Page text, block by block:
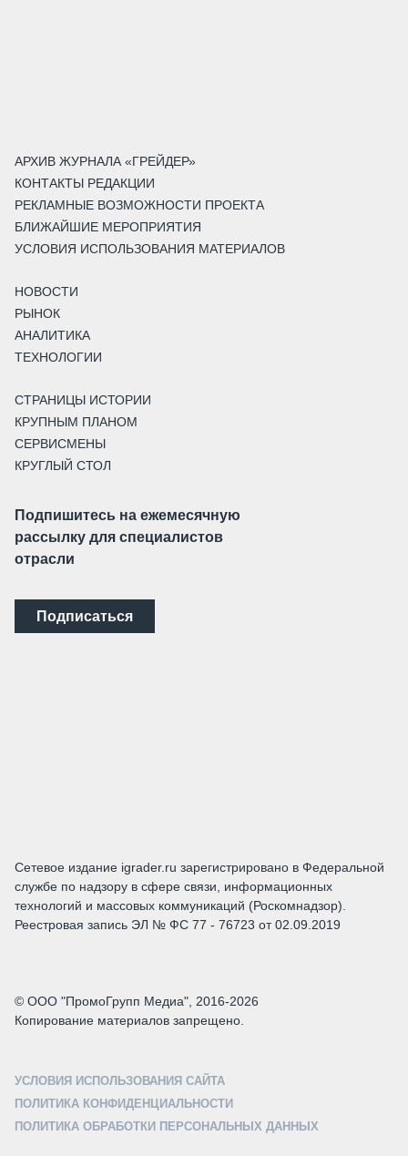
АРХИВ ЖУРНАЛА «ГРЕЙДЕР»
КОНТАКТЫ РЕДАКЦИИ
РЕКЛАМНЫЕ ВОЗМОЖНОСТИ ПРОЕКТА
БЛИЖАЙШИЕ МЕРОПРИЯТИЯ
УСЛОВИЯ ИСПОЛЬЗОВАНИЯ МАТЕРИАЛОВ
НОВОСТИ
РЫНОК
АНАЛИТИКА
ТЕХНОЛОГИИ
СТРАНИЦЫ ИСТОРИИ
КРУПНЫМ ПЛАНОМ
СЕРВИСМЕНЫ
КРУГЛЫЙ СТОЛ
Подпишитесь на ежемесячную
рассылку для специалистов
отрасли
Подписаться
Сетевое издание igrader.ru зарегистрировано в Федеральной
службе по надзору в сфере связи, информационных
технологий и массовых коммуникаций (Роскомнадзор).
Реестровая запись ЭЛ № ФС 77 - 76723 от 02.09.2019
© ООО "ПромоГрупп Медиа", 2016-2026
Копирование материалов запрещено.
УСЛОВИЯ ИСПОЛЬЗОВАНИЯ САЙТА
ПОЛИТИКА КОНФИДЕНЦИАЛЬНОСТИ
ПОЛИТИКА ОБРАБОТКИ ПЕРСОНАЛЬНЫХ ДАННЫХ